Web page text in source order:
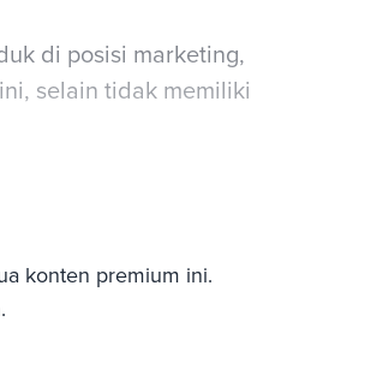
di posisi marketing,
selain tidak memiliki
konten premium ini.